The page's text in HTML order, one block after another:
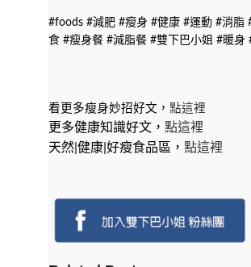
#foods #減肥 #瘦身 #健康 #運動 #消脂
食 #瘦身餐 #減脂餐 #雙下巴小姐 #暖身
看更多瘦身妙招好文， 點這裡
更多健康知識好文， 點這裡
天然|健康|好瘦食品區， 點這裡